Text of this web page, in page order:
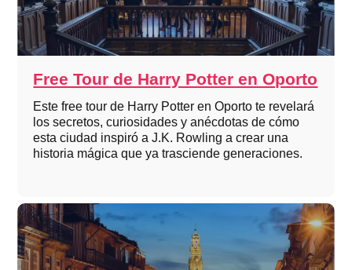
Free Tour de Harry Potter en Oporto
Este free tour de Harry Potter en Oporto te revelará
los secretos, curiosidades y anécdotas de cómo
esta ciudad inspiró a J.K. Rowling a crear una
historia mágica que ya trasciende generaciones.